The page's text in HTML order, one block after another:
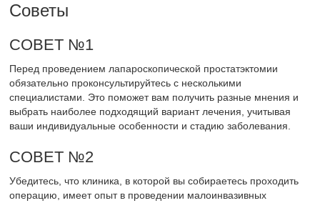
Советы
СОВЕТ №1
Перед проведением лапароскопической простатэктомии
обязательно проконсультируйтесь с несколькими
специалистами. Это поможет вам получить разные мнения и
выбрать наиболее подходящий вариант лечения, учитывая
ваши индивидуальные особенности и стадию заболевания.
СОВЕТ №2
Убедитесь, что клиника, в которой вы собираетесь проходить
операцию, имеет опыт в проведении малоинвазивных